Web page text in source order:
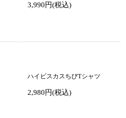
3,990円(税込)
ハイビスカスちびTシャツ
2,980円(税込)